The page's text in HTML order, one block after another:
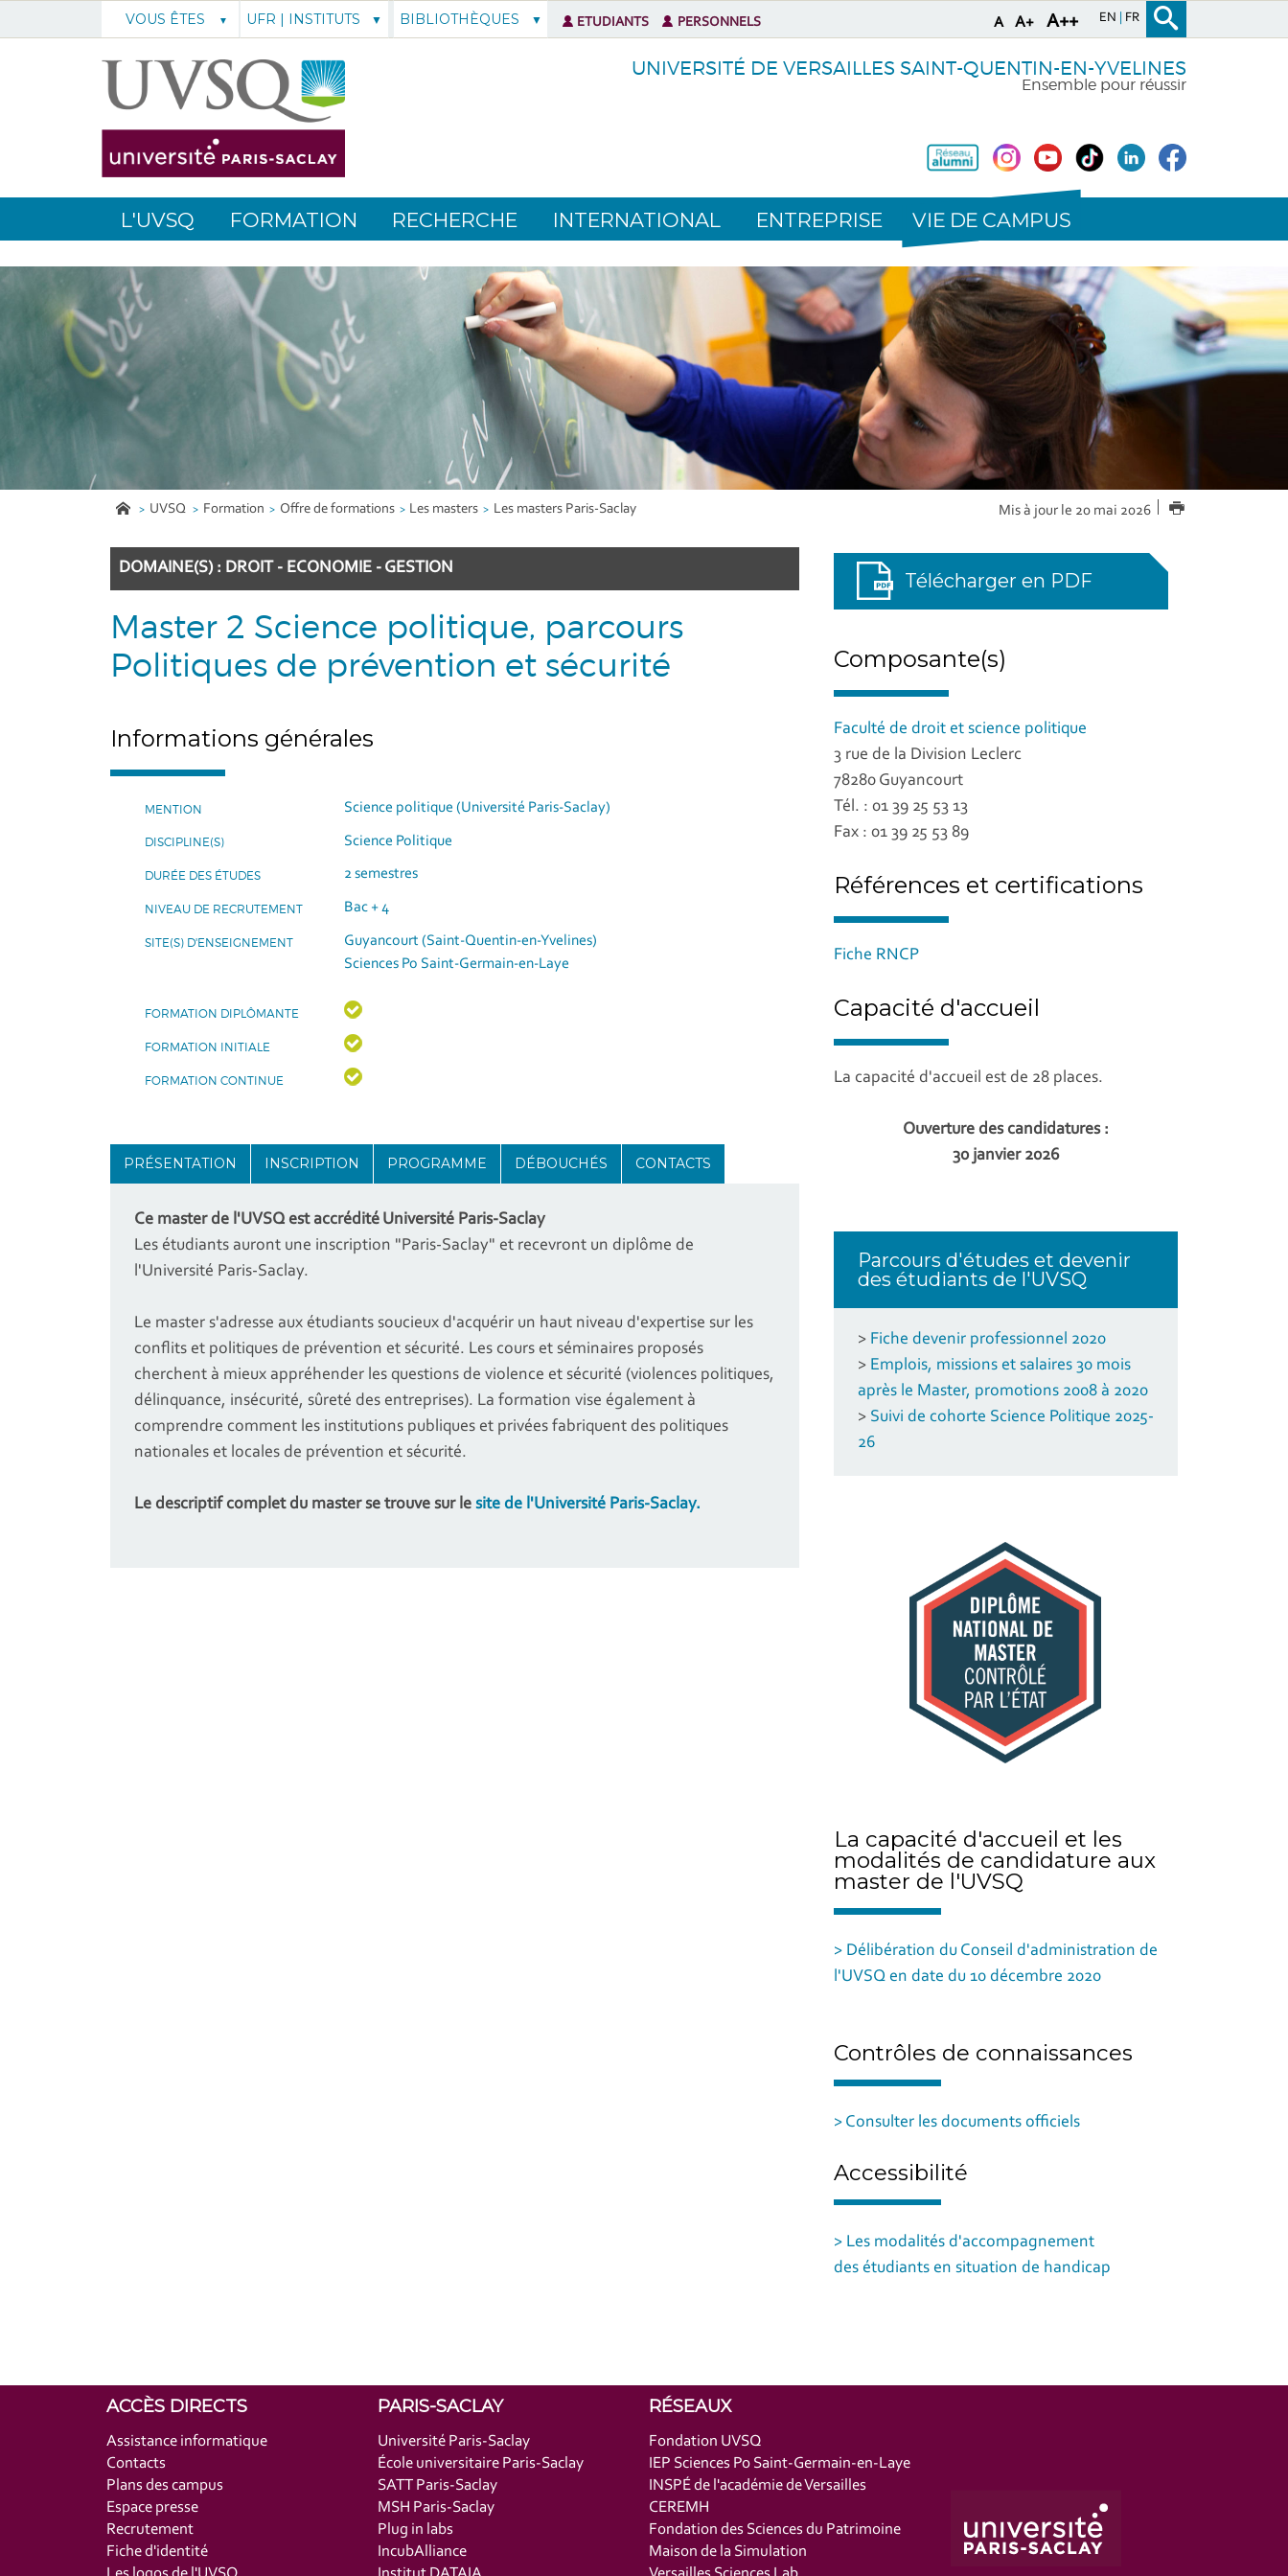
A A+ A++ EN FR
VOUS ÊTES
UNIVERSITÉ DE VERSAILLES SAINT-QUENTIN-EN-YVELINES
Ensemble pour réussir
L'UVSQ FORMATION RECHERCHE INTERNATIONAL ENTREPRISE VIE DE CAMPUS
UVSQ Formation Offre de formations Les masters Les masters Paris-Saclay
DOMAINE(S) : DROIT - ECONOMIE - GESTION
Mis à jour le 20 mai 2026 IMPRIMER
Master 2 Science politique, parcours
Politiques de prévention et sécurité
Informations générales
MENTION Science politique (Université Paris-Saclay)
DISCIPLINE(S) Science Politique
DURÉE DES ÉTUDES 2 semestres
NIVEAU DE RECRUTEMENT Bac + 4
SITE(S) D'ENSEIGNEMENT
Guyancourt (Saint-Quentin-en-Yvelines)
Sciences Po Saint-Germain-en-Laye
FORMATION DIPLÔMANTE
FORMATION INITIALE
FORMATION CONTINUE
PRÉSENTATION INSCRIPTION PROGRAMME DÉBOUCHÉS CONTACTS
Ce master de l'UVSQ est accrédité Université Paris-Saclay
Les étudiants auront une inscription "Paris-Saclay" et recevront un diplôme de
l'Université Paris-Saclay.
Le master s'adresse aux étudiants soucieux d'acquérir un haut niveau d'expertise sur les
conflits et politiques de prévention et sécurité. Les cours et séminaires proposés
cherchent à mieux appréhender les questions de violence et sécurité (violences politiques,
délinquance, insécurité, sûreté des entreprises). La formation vise également à
comprendre comment les institutions publiques et privées fabriquent des politiques
nationales et locales de prévention et sécurité.
Le descriptif complet du master se trouve sur lesite de l'Université Paris-Saclay.
Télécharger en PDF
Composante(s)
Faculté de droit et science politique
3 rue de la Division Leclerc
78280 Guyancourt
Tél. : 01 39 25 53 13
Fax : 01 39 25 53 89
Références et certifications
Fiche RNCP
Capacité d'accueil
La capacité d'accueil est de 28 places.
Ouverture des candidatures :
30 janvier 2026
Parcours d'études et devenir
des étudiants de l'UVSQ
> Fiche devenir professionnel 2020
> Emplois, missions et salaires 30 mois
après le Master, promotions 2008 à 2020
> Suivi de cohorte Science Politique 2025-
26
La capacité d'accueil et les
modalités de candidature aux
master de l'UVSQ
> Délibération du Conseil d'administration de
l'UVSQ en date du 10 décembre 2020
Contrôles de connaissances
> Consulter les documents officiels
Accessibilité
> Les modalités d'accompagnement
des étudiants en situation de handicap
UFR | INSTITUTS BIBLIOTHÈQUES ETUDIANTS PERSONNELS
ACCÈS DIRECTS
Assistance informatique
Contacts
Plans des campus
Espace presse
Recrutement
Fiche d'identité
PARIS-SACLAY
Université Paris-Saclay
École universitaire Paris-Saclay
SATT Paris-Saclay
MSH Paris-Saclay
Plug in labs
IncubAlliance
RÉSEAUX
Fondation UVSQ
IEP Sciences Po Saint-Germain-en-Laye
INSPÉ de l'académie de Versailles
CEREMH
Fondation des Sciences du Patrimoine
Maison de la Simulation